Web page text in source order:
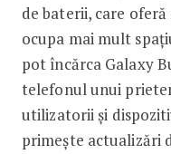
de baterii, care
ocupa mai mult
pot încărca Galaxy
telefonul unui
utilizatorii și
primește actualizări